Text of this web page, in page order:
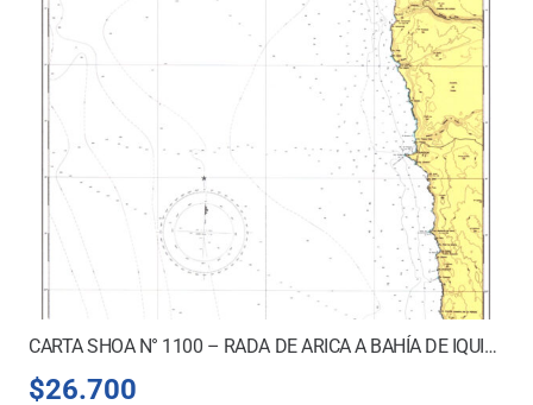
CARTA SHOA N° 1100 – RADA DE ARICA A BAHÍA DE IQUIQUE
$26.700